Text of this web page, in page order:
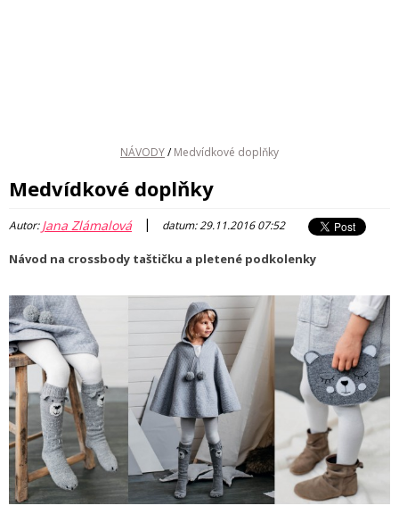
NÁVODY/ Medvídkové doplňky
Medvídkové doplňky
Autor:Jana Zlámalová | datum: 29.11.2016 07:52
Návod na crossbody taštičku a pletené podkolenky